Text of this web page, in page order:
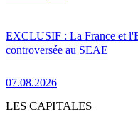
EXCLUSIF : La France et
controversée au SEAE
07.08.2026
LES CAPITALES